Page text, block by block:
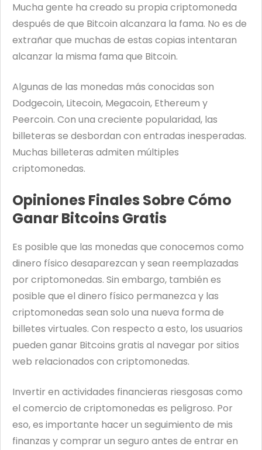
Mucha gente ha creado su propia criptomoneda
después de que Bitcoin alcanzara la fama. No es de
extrañar que muchas de estas copias intentaran
alcanzar la misma fama que Bitcoin.
Algunas de las monedas más conocidas son
Dodgecoin, Litecoin, Megacoin, Ethereum y
Peercoin. Con una creciente popularidad, las
billeteras se desbordan con entradas inesperadas.
Muchas billeteras admiten múltiples
criptomonedas.
Opiniones Finales Sobre Cómo
Ganar Bitcoins Gratis
Es posible que las monedas que conocemos como
dinero físico desaparezcan y sean reemplazadas
por criptomonedas. Sin embargo, también es
posible que el dinero físico permanezca y las
criptomonedas sean solo una nueva forma de
billetes virtuales. Con respecto a esto, los usuarios
pueden ganar Bitcoins gratis al navegar por sitios
web relacionados con criptomonedas.
Invertir en actividades financieras riesgosas como
el comercio de criptomonedas es peligroso. Por
eso, es importante hacer un seguimiento de mis
finanzas y comprar un seguro antes de entrar en